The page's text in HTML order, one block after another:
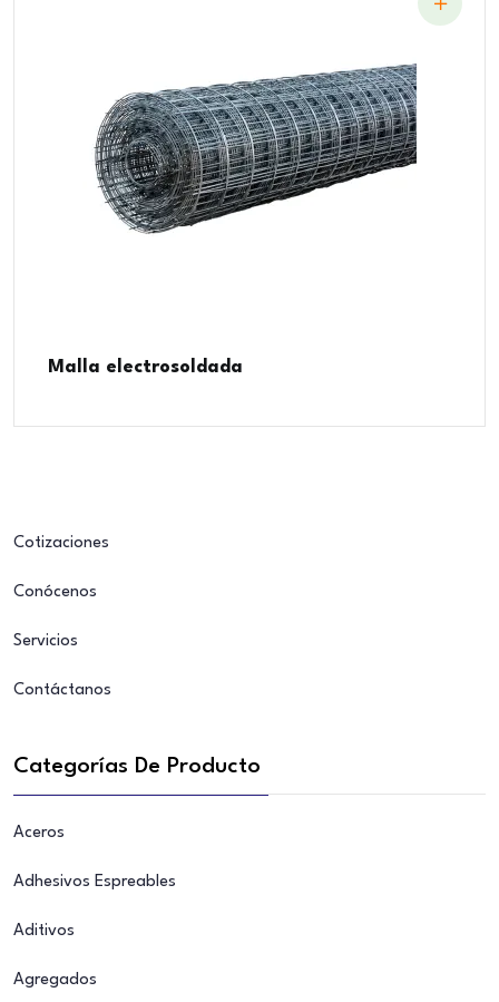
Malla electrosoldada
Cotizaciones
Conócenos
Servicios
Contáctanos
Categorías De Producto
Aceros
Adhesivos Espreables
Aditivos
Agregados